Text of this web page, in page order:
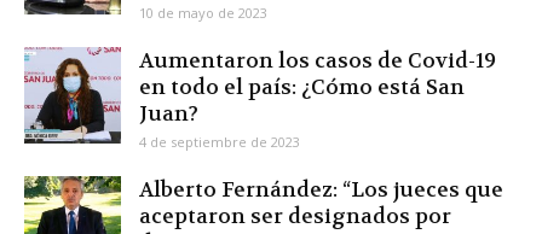
10 de mayo de 2023
Aumentaron los casos de Covid-19
en todo el país: ¿Cómo está San
Juan?
4 de septiembre de 2023
Alberto Fernández: “Los jueces que
aceptaron ser designados por